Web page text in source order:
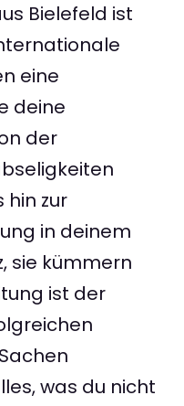
Bielefeld ist
eine
deine
der
hin zur
in deinem
sie kümmern
ist der
was du nicht